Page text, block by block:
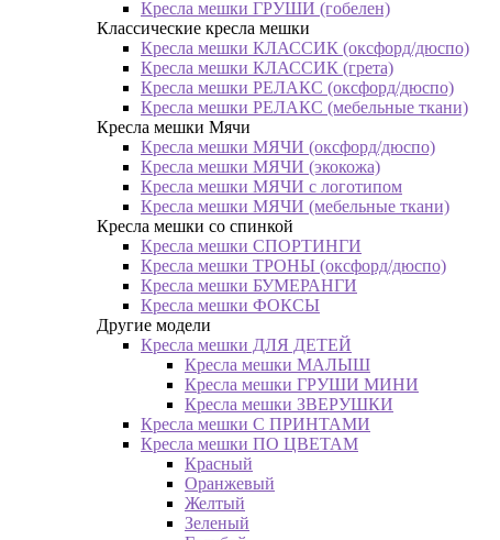
Кресла мешки ГРУШИ (гобелен)
Классические кресла мешки
Кресла мешки КЛАССИК (оксфорд/дюспо)
Кресла мешки КЛАССИК (грета)
Креслa мешки РЕЛАКС (оксфорд/дюспо)
Креслa мешки РЕЛАКС (мебельные ткани)
Кресла мешки Мячи
Кресла мешки МЯЧИ (оксфорд/дюспо)
Кресла мешки МЯЧИ (экокожа)
Кресла мешки МЯЧИ с логотипом
Кресла мешки МЯЧИ (мебельные ткани)
Кресла мешки со спинкой
Кресла мешки СПОРТИНГИ
Кресла мешки ТРОНЫ (оксфорд/дюспо)
Кресла мешки БУМЕРАНГИ
Кресла мешки ФОКСЫ
Другие модели
Кресла мешки ДЛЯ ДЕТЕЙ
Кресла мешки МАЛЫШ
Кресла мешки ГРУШИ МИНИ
Кресла мешки ЗВЕРУШКИ
Кресла мешки С ПРИНТАМИ
Кресла мешки ПО ЦВЕТАМ
Красный
Оранжевый
Желтый
Зеленый